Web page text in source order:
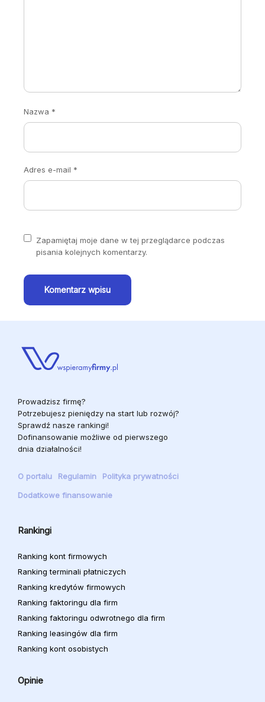
Nazwa *
Adres e-mail *
Zapamiętaj moje dane w tej przeglądarce podczas
pisania kolejnych komentarzy.
Komentarz wpisu
Prowadzisz firmę?
Potrzebujesz pieniędzy na start lub rozwój?
Sprawdź nasze rankingi!
Dofinansowanie możliwe od pierwszego
dnia działalności!
O portalu Regulamin
Polityka prywatności
Dodatkowe finansowanie
Rankingi
Ranking kont firmowych
Ranking terminali płatniczych
Ranking kredytów firmowych
Ranking faktoringu dla firm
Ranking faktoringu odwrotnego dla firm
Ranking leasingów dla firm
Ranking kont osobistych
Opinie